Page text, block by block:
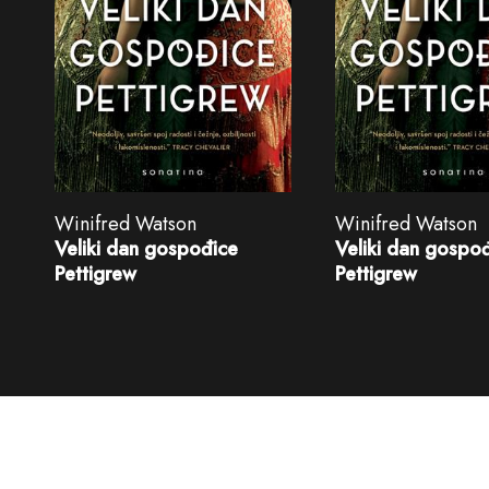
Winifred Watson
Veliki dan gospođice
Pettigrew
Winifred Watson
Veliki dan
Pettigrew